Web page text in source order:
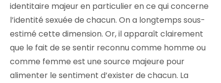
identitaire majeur en particulier en ce qui concerne
l’identité sexuée de chacun. On a longtemps sous-
estimé cette dimension. Or, il apparaît clairement
que le fait de se sentir reconnu comme homme ou
comme femme est une source majeure pour
alimenter le sentiment d’exister de chacun. La